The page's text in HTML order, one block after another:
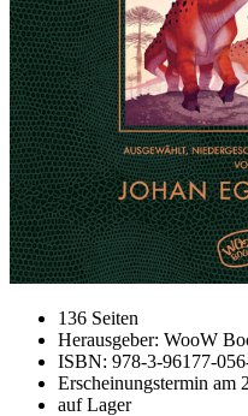
136 Seiten
Herausgeber: WooW
ISBN: 978-3-96177-
Erscheinungstermin am
auf Lager